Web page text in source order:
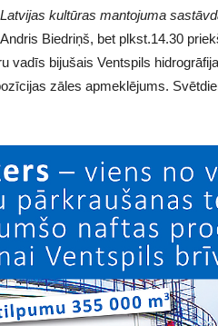
kultūras mantojuma
Biedriņš, bet plkst.14.30
vadīs bijušais Ventspils
zāles apmeklējums.